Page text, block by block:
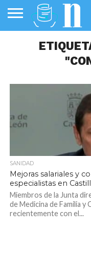
PÚBLICA
SANIDAD
INVESTIGACIÓN
ENTREVISTAS
PROFESIONALES
DE LA SALUD
INFOGRAFÍAS
DE SALUD
OPINIÓN
SANIDAD
Mejoras salariales y
especialistas en
Miembros de la Junta
de Medicina de Familia
recientemente con el...